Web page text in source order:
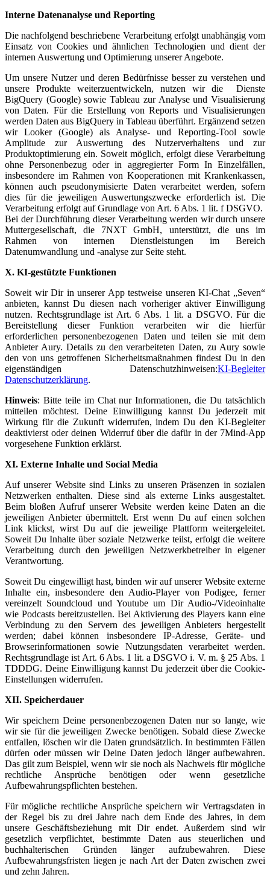
Interne Datenanalyse und Reporting
Die nachfolgend beschriebene Verarbeitung erfolgt unabhängig vom
Einsatz von Cookies und ähnlichen Technologien und dient der
internen Auswertung und Optimierung unserer Angebote.
Um unsere Nutzer und deren Bedürfnisse besser zu verstehen und
unsere Produkte weiterzuentwickeln, nutzen wir die Dienste
BigQuery (Google) sowie Tableau zur Analyse und Visualisierung
von Daten. Für die Erstellung von Reports und Visualisierungen
werden Daten aus BigQuery in Tableau überführt. Ergänzend setzen
wir Looker (Google) als Analyse- und Reporting-Tool sowie
Amplitude zur Auswertung des Nutzerverhaltens und zur
Produktoptimierung ein. Soweit möglich, erfolgt diese Verarbeitung
ohne Personenbezug oder in aggregierter Form In Einzelfällen,
insbesondere im Rahmen von Kooperationen mit Krankenkassen,
können auch pseudonymisierte Daten verarbeitet werden, sofern
dies für die jeweiligen Auswertungszwecke erforderlich ist. Die
Verarbeitung erfolgt auf Grundlage von Art. 6 Abs. 1 lit. f DSGVO.
Bei der Durchführung dieser Verarbeitung werden wir durch unsere
Muttergesellschaft, die 7NXT GmbH, unterstützt, die uns im
Rahmen von internen Dienstleistungen im Bereich
Datenumwandlung und -analyse zur Seite steht.
X. KI-gestützte Funktionen
Soweit wir Dir in unserer App testweise unseren KI-Chat „Seven“
anbieten, kannst Du diesen nach vorheriger aktiver Einwilligung
nutzen. Rechtsgrundlage ist Art. 6 Abs. 1 lit. a DSGVO. Für die
Bereitstellung dieser Funktion verarbeiten wir die hierfür
erforderlichen personenbezogenen Daten und teilen sie mit dem
Anbieter Aury. Details zu den verarbeiteten Daten, zu Aury sowie
den von uns getroffenen Sicherheitsmaßnahmen findest Du in den
eigenständigen Datenschutzhinweisen:KI-Begleiter
Datenschutzerklärung.
Hinweis: Bitte teile im Chat nur Informationen, die Du tatsächlich
mitteilen möchtest. Deine Einwilligung kannst Du jederzeit mit
Wirkung für die Zukunft widerrufen, indem Du den KI-Begleiter
deaktivierst oder deinen Widerruf über die dafür in der 7Mind-App
vorgesehene Funktion erklärst.
XI. Externe Inhalte und Social Media
Auf unserer Website sind Links zu unseren Präsenzen in sozialen
Netzwerken enthalten. Diese sind als externe Links ausgestaltet.
Beim bloßen Aufruf unserer Website werden keine Daten an die
jeweiligen Anbieter übermittelt. Erst wenn Du auf einen solchen
Link klickst, wirst Du auf die jeweilige Plattform weitergeleitet.
Soweit Du Inhalte über soziale Netzwerke teilst, erfolgt die weitere
Verarbeitung durch den jeweiligen Netzwerkbetreiber in eigener
Verantwortung.
Soweit Du eingewilligt hast, binden wir auf unserer Website externe
Inhalte ein, insbesondere den Audio-Player von Podigee, ferner
vereinzelt Soundcloud und Youtube um Dir Audio-/Videoinhalte
wie Podcasts bereitzustellen. Bei Aktivierung des Players kann eine
Verbindung zu den Servern des jeweiligen Anbieters hergestellt
werden; dabei können insbesondere IP-Adresse, Geräte- und
Browserinformationen sowie Nutzungsdaten verarbeitet werden.
Rechtsgrundlage ist Art. 6 Abs. 1 lit. a DSGVO i. V. m. § 25 Abs. 1
TDDDG. Deine Einwilligung kannst Du jederzeit über die Cookie-
Einstellungen widerrufen.
XII. Speicherdauer
Wir speichern Deine personenbezogenen Daten nur so lange, wie
wir sie für die jeweiligen Zwecke benötigen. Sobald diese Zwecke
entfallen, löschen wir die Daten grundsätzlich. In bestimmten Fällen
dürfen oder müssen wir Deine Daten jedoch länger aufbewahren.
Das gilt zum Beispiel, wenn wir sie noch als Nachweis für mögliche
rechtliche Ansprüche benötigen oder wenn gesetzliche
Aufbewahrungspflichten bestehen.
Für mögliche rechtliche Ansprüche speichern wir Vertragsdaten in
der Regel bis zu drei Jahre nach dem Ende des Jahres, in dem
unsere Geschäftsbeziehung mit Dir endet. Außerdem sind wir
gesetzlich verpflichtet, bestimmte Daten aus steuerlichen und
buchhalterischen Gründen länger aufzubewahren. Diese
Aufbewahrungsfristen liegen je nach Art der Daten zwischen zwei
und zehn Jahren.